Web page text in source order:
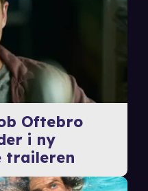
Oftebro
i ny
traileren